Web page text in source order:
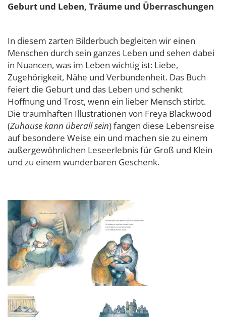
Geburt und Leben, Träume und Überraschungen
In diesem zarten Bilderbuch begleiten wir einen
Menschen durch sein ganzes Leben und sehen dabei
in Nuancen, was im Leben wichtig ist: Liebe,
Zugehörigkeit, Nähe und Verbundenheit. Das Buch
feiert die Geburt und das Leben und schenkt
Hoffnung und Trost, wenn ein lieber Mensch stirbt.
Die traumhaften Illustrationen von Freya Blackwood
(Zuhause kann überall sein) fangen diese Lebensreise
auf besondere Weise ein und machen sie zu einem
außergewöhnlichen Leseerlebnis für Groß und Klein
und zu einem wunderbaren Geschenk.